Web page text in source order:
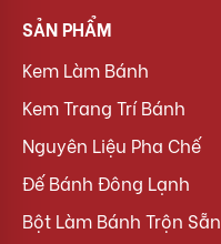
SẢN PHẨM
Kem Làm Bánh
Kem Trang Trí Bánh
Nguyên Liệu Pha Chế
Đế Bánh Đông Lạnh
Bột Làm Bánh Trộn Sẵn